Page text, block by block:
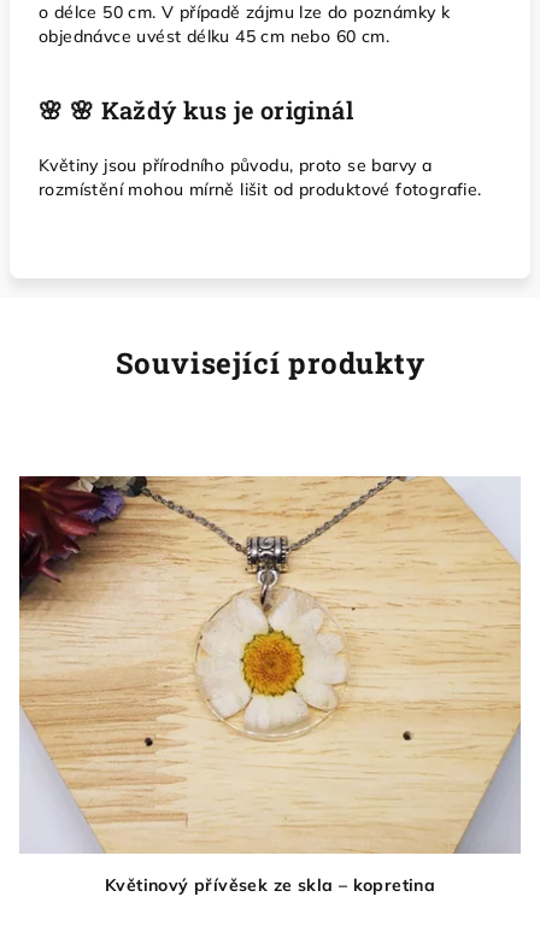
o délce 50 cm. V případě zájmu lze do poznámky k
objednávce uvést délku 45 cm nebo 60 cm.
🌸 🌸 Každý kus je originál
Květiny jsou přírodního původu, proto se barvy a
rozmístění mohou mírně lišit od produktové fotografie.
Související produkty
Květinový přívěsek ze skla – kopretina